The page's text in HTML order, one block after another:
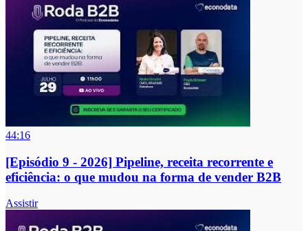
44:16
[Episódio 9 - 2026] Pipeline, receita recorrente e
eficiência: o que mudou na forma de vender B2B
Assistir